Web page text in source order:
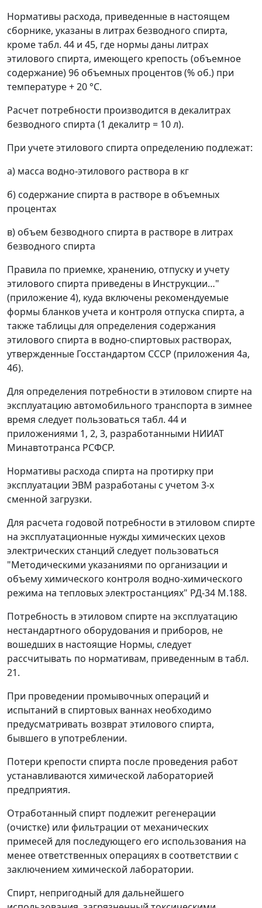
Нормативы расхода, приведенные в настоящем
сборнике, указаны в литрах безводного спирта,
кроме табл. 44 и 45, где нормы даны литрах
этилового спирта, имеющего крепость (объемное
содержание) 96 объемных процентов (% об.) при
температуре + 20 °С.
Расчет потребности производится в декалитрах
безводного спирта (1 декалитр = 10 л).
При учете этилового спирта определению подлежат:
а) масса водно-этилового раствора в кг
б) содержание спирта в растворе в объемных
процентах
в) объем безводного спирта в растворе в литрах
безводного спирта
Правила по приемке, хранению, отпуску и учету
этилового спирта приведены в Инструкции…"
(приложение 4), куда включены рекомендуемые
формы бланков учета и контроля отпуска спирта, а
также таблицы для определения содержания
этилового спирта в водно-спиртовых растворах,
утвержденные Госстандартом СССР (приложения 4а,
4б).
Для определения потребности в этиловом спирте на
эксплуатацию автомобильного транспорта в зимнее
время следует пользоваться табл. 44 и
приложениями 1, 2, 3, разработанными НИИАТ
Минавтотранса РСФСР.
Нормативы расхода спирта на протирку при
эксплуатации ЭВМ разработаны с учетом 3-х
сменной загрузки.
Для расчета годовой потребности в этиловом спирте
на эксплуатационные нужды химических цехов
электрических станций следует пользоваться
"Методическими указаниями по организации и
объему химического контроля водно-химического
режима на тепловых электростанциях" РД-34 М.188.
Потребность в этиловом спирте на эксплуатацию
нестандартного оборудования и приборов, не
вошедших в настоящие Нормы, следует
рассчитывать по нормативам, приведенным в табл.
21.
При проведении промывочных операций и
испытаний в спиртовых ваннах необходимо
предусматривать возврат этилового спирта,
бывшего в употреблении.
Потери крепости спирта после проведения работ
устанавливаются химической лабораторией
предприятия.
Отработанный спирт подлежит регенерации
(очистке) или фильтрации от механических
примесей для последующего его использования на
менее ответственных операциях в соответствии с
заключением химической лаборатории.
Спирт, непригодный для дальнейшего